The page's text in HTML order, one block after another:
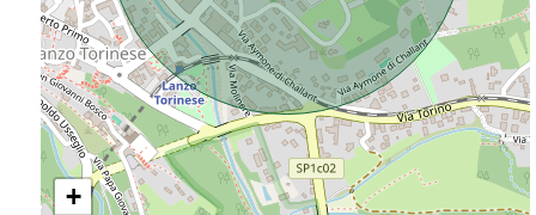
+
Da € 2.000.000 a € 5.000.000
Da € 5.000.000 a € 10.000.000
Oltre € 10.000.000